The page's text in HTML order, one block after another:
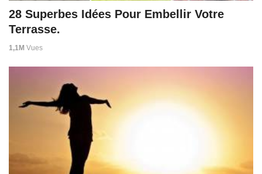
28 Superbes Idées Pour Embellir Votre
Terrasse.
1,1M Vues